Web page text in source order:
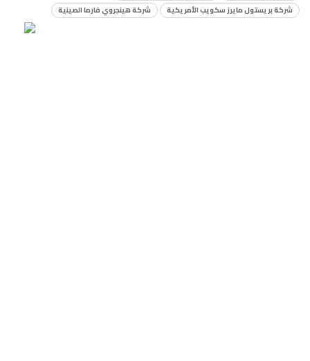
شركة بريستول مايرز سكويب الأمريكية
شركة هينجروي فارما الصينية